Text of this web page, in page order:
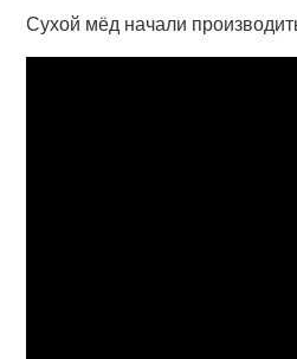
Сухой мёд начали